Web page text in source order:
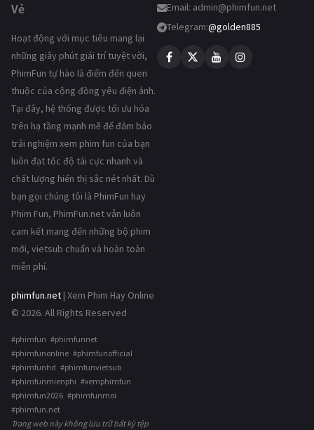
Vẻ
Hoạt động với mục tiêu mang lại
những giây phút giải trí tuyệt vời,
PhimFun tự hào là điểm đến quen
thuộc của cộng đồng yêu điện ảnh.
Tại đây, hệ thống được tối ưu hóa
trên hạ tầng mạnh mẽ để đảm bảo
trải nghiệm xem phim fun của bạn
luôn đạt tốc độ tải cực nhanh và
chất lượng hiển thị sắc nét nhất. Dù
bạn gọi chúng tôi là PhimFun hay
Phim Fun, PhimFun.net vẫn luôn
cam kết mang đến những bộ phim
mới, vietsub chuẩn và hoàn toàn
miễn phí.
phimfun.net | Xem Phim Hay Online
© 2026. All Rights Reserved
#phimfun #phimfunnet
#phimfunonline #phimfunofficial
#phimfunhd #phimfunvietsub
#phimfunmienphi #xemphimfun
#phimfun2026 #phimfunmoi
#phimfun.net
Trang web này không lưu trữ bất kỳ tệp
Email: admin@phimfun.net
Telegram:@golden885